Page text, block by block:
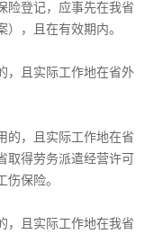
险登记，应事先在我省
，且在有效期内。
，且实际工作地在省外
的，且实际工作地在省
得劳务派遣经营许可
保险。
，且实际工作地在我省